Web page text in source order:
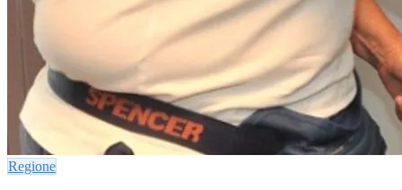
Regione